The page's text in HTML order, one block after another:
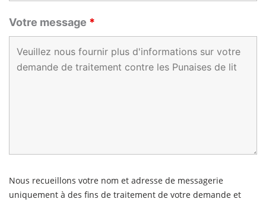
Votre message *
Nous recueillons votre nom et adresse de messagerie
uniquement à des fins de traitement de votre demande et